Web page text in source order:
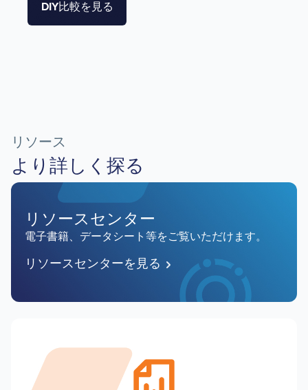
DIY比較を見る
リソース
より詳しく探る
リソースセンター
電子書籍、データシート等をご覧いただけます。
リソースセンターを見る
Image